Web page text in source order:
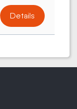
Details